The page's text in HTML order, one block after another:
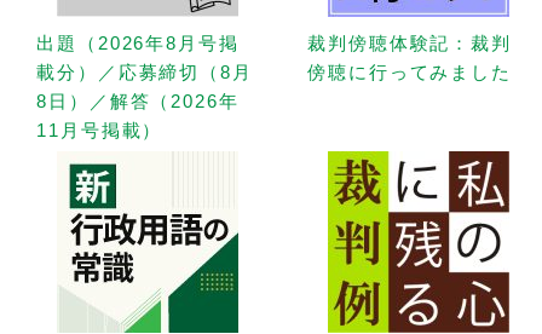
出題（2026年8月号掲
載分）／応募締切（8月
8日）／解答（2026年
11月号掲載）
裁判傍聴体験記：裁判
傍聴に行ってみました